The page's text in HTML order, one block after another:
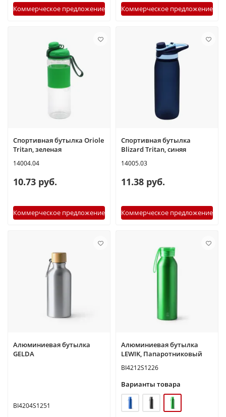
Коммерческое предложение Коммерческое предложение
Спортивная бутылка Oriole
Tritan, зеленая
14004.04
10.73 руб.
Коммерческое предложение
Спортивная бутылка
Blizard Tritan, синяя
14005.03
11.38 руб.
Коммерческое предложение
Алюминиевая бутылка
GELDA
BI4204S1251
Алюминиевая бутылка
LEWIK, Папаротниковый
BI4212S1226
Варианты товара